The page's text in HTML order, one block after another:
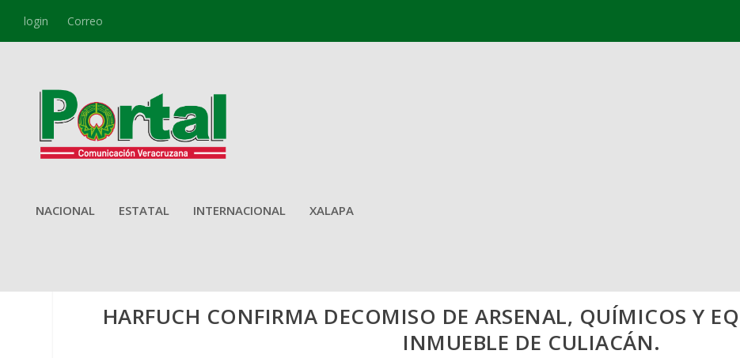
login Correo
NACIONAL ESTATAL INTERNACIONAL XALAPA
HARFUCH CONFIRMA DECOMISO DE ARSENAL, QUÍMICOS Y
INMUEBLE DE CULIACÁN.